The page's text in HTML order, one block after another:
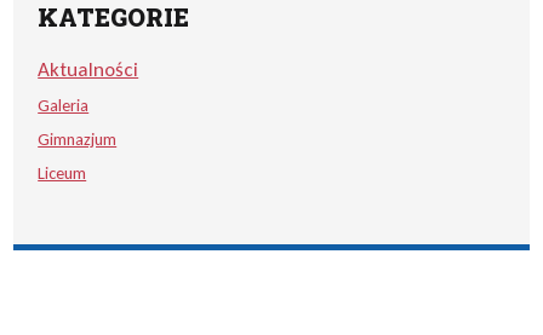
KATEGORIE
Aktualności
Galeria
Gimnazjum
Liceum